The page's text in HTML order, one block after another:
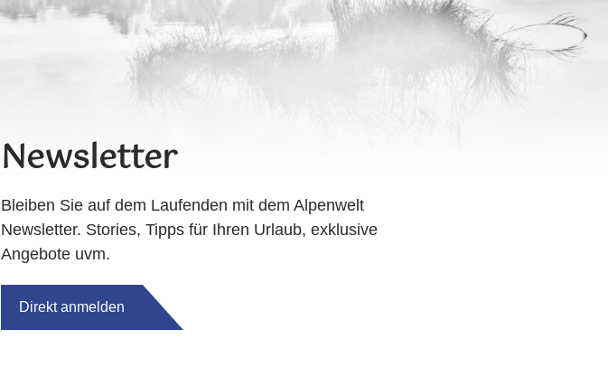
Newsletter
Bleiben Sie auf dem Laufenden mit dem Alpenwelt
Newsletter. Stories, Tipps für Ihren Urlaub, exklusive
Angebote uvm.
Direkt anmelden